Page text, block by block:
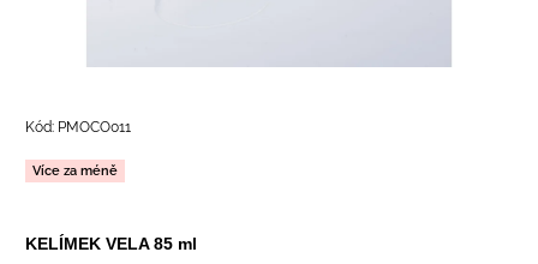
Kód: PMOCO011
Více za méně
KELÍMEK VELA 85 ml